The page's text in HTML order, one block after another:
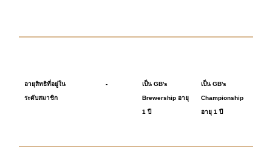
อายุสิทธิที่อยู่ใน
ระดับสมาชิก
- เป็น GB's
Brewership อายุ
1 ปี
เป็น GB's
Championship
อายุ 1 ปี